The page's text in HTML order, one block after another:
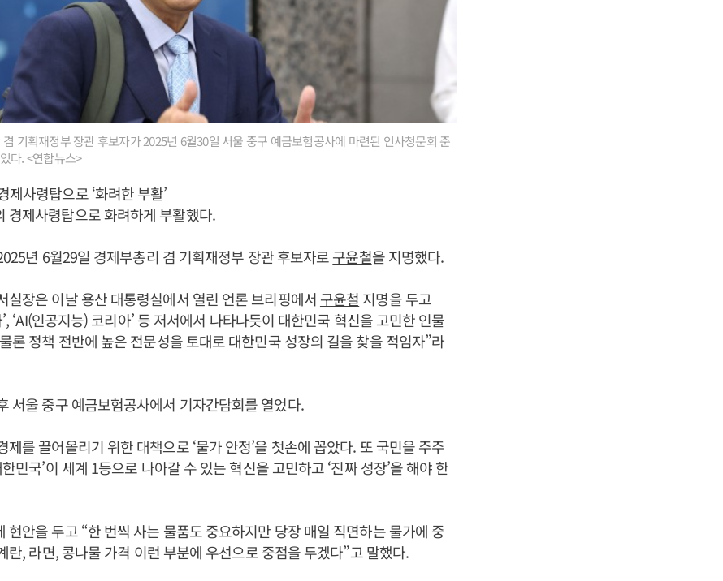
겸 기획재정부 장관 후보자가 2025년 6월30일 서울 중구 예금보험공사에 마련된 인사청문회 준
다. <연합뉴스>
제사령탑으로 ‘화려한 부활’
경제사령탑으로 화려하게 부활했다.
년 6월29일 경제부총리 겸 기획재정부 장관 후보자로구윤철을 지명했다.
실장은 이날 용산 대통령실에서 열린 언론 브리핑에서 구윤철 지명을 두고
‘AI(인공지능) 코리아’ 등 저서에서 나타나듯이 대한민국 혁신을 고민한 인물
론 정책 전반에 높은 전문성을 토대로 대한민국 성장의 길을 찾을 적임자”라
서울 중구 예금보험공사에서 기자간담회를 열었다.
제를 끌어올리기 위한 대책으로 ‘물가 안정’을 첫손에 꼽았다. 또 국민을 주주
민국’이 세계 1등으로 나아갈 수 있는 혁신을 고민하고 ‘진짜 성장’을 해야 한
현안을 두고 “한 번씩 사는 물품도 중요하지만 당장 매일 직면하는 물가에 중
란, 라면, 콩나물 가격 이런 부분에 우선으로 중점을 두겠다”고 말했다.